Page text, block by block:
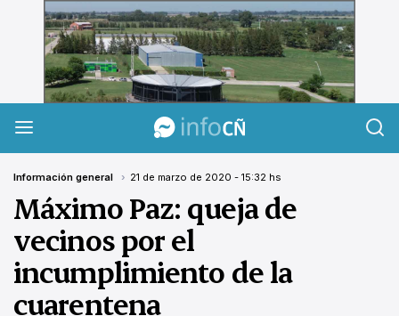
InfoCañuelas
Información general 21 de marzo de 2020 - 15:32 hs
Máximo Paz: queja de
vecinos por el
incumplimiento de la
cuarentena